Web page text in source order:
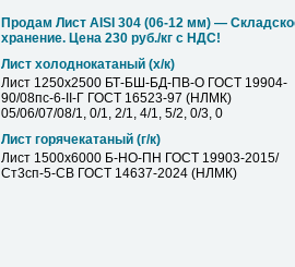
Продам Лист AISI 304 (06-12 мм) —
хранение. Цена 230 руб./кг с НДС!
Лист холоднокатаный (х/к)
Лист 1250х2500 БТ-БШ-БД-ПВ-О ГОСТ 19904-
90/08пс-6-II-Г ГОСТ 16523-97 (НЛМК)
05/06/07/08/1, 0/1, 2/1, 4/1, 5/2, 0/3, 0
Лист горячекатаный (г/к)
Лист 1500х6000 Б-НО-ПН ГОСТ 19903-2015/
Ст3сп-5-СВ ГОСТ 14637-2024 (НЛМК)